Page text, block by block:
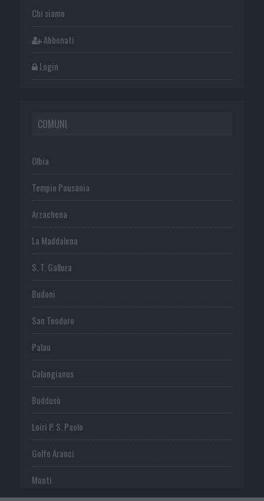
Chi siamo
Abbonati
Login
COMUNI
Olbia
Tempio Pausania
Arzachena
La Maddalena
S. T. Gallura
Budoni
San Teodoro
Palau
Calangianus
Buddusò
Loiri P. S. Paolo
Golfo Aranci
Monti